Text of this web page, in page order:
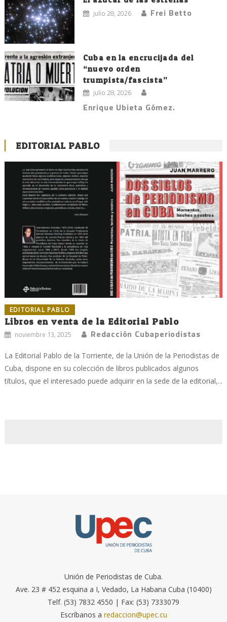
julio 28, 2026 Frei Betto
Cuba en la encrucijada del
“nuevo orden
trumpista/fascista”
julio 28, 2026
Enrique Ubieta Gómez.
EDITORIAL PABLO
EDITORIAL PABLO
Libros en venta de la Editorial Pablo
noviembre 13, 2025 Redacción Cubaperiodistas
La Editorial Pablo de la Torriente, de la Unión de la Periodistas de
Cuba, dispone en su colección de libros publicados algunos
títulos, que el interesado puede adquirir en la sede de la editorial,...
Unión de Periodistas de Cuba.
Ave. 23 # 452 esquina a I, Vedado, La Habana Cuba (10400)
Telf. (53) 7832 4550 | Fax: (53) 7333079
Escríbanos a redaccion@upec.cu